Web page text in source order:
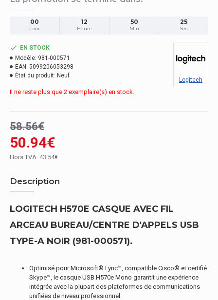
00
Jour
12
Heure
50
Min
24
Sec
50.94€
58.56€
Hors TVA: 43.54€
EN STOCK
Modèle: 981-000571
EAN: 5099206053298
État du produit: Neuf
Logitech
Il ne reste plus que 2 exemplaire(s) en stock.
Description
LOGITECH H570E CASQUE AVEC FIL
ARCEAU BUREAU/CENTRE D'APPELS USB
TYPE-A NOIR (981-000571).
Optimisé pour Microsoft® Lync™, compatible Cisco® et certifié
Skype™, le casque USB H570e Mono garantit une expérience
intégrée avec la plupart des plateformes de communications
unifiées de niveau professionnel.